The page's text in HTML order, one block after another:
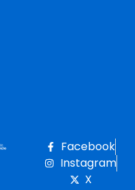
Facebook
Instagram
X